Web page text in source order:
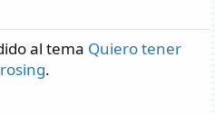
al tema Quiero tener
.